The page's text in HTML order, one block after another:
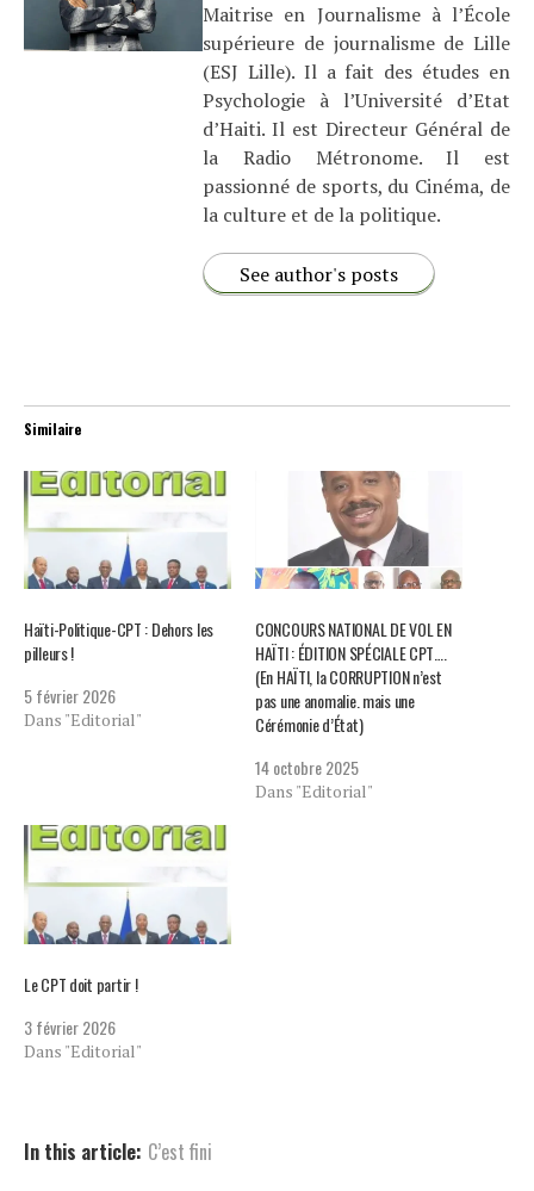
Maitrise en Journalisme à l’École
supérieure de journalisme de Lille
(ESJ Lille). Il a fait des études en
Psychologie à l’Université d’Etat
d’Haiti. Il est Directeur Général de
la Radio Métronome. Il est
passionné de sports, du Cinéma, de
la culture et de la politique.
See author's posts
Similaire
Haïti-Politique-CPT : Dehors les
pilleurs !
5 février 2026
Dans "Editorial"
CONCOURS NATIONAL DE VOL EN
HAÏTI : ÉDITION SPÉCIALE CPT….
(En HAÏTI, la CORRUPTION n’est
pas une anomalie. mais une
Cérémonie d’État)
14 octobre 2025
Dans "Editorial"
Le CPT doit partir !
3 février 2026
Dans "Editorial"
In this article: C’est fini